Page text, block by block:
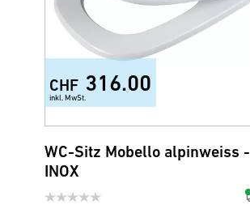
CHF 316.00
inkl. MwSt.
WC-Sitz Mobello alpinweiss -
INOX